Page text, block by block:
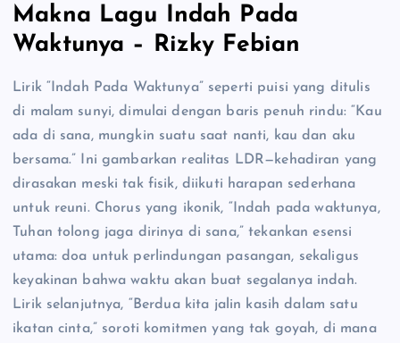
Makna Lagu Indah Pada
Waktunya – Rizky Febian
Lirik “Indah Pada Waktunya” seperti puisi yang ditulis
di malam sunyi, dimulai dengan baris penuh rindu: “Kau
ada di sana, mungkin suatu saat nanti, kau dan aku
bersama.” Ini gambarkan realitas LDR—kehadiran yang
dirasakan meski tak fisik, diikuti harapan sederhana
untuk reuni. Chorus yang ikonik, “Indah pada waktunya,
Tuhan tolong jaga dirinya di sana,” tekankan esensi
utama: doa untuk perlindungan pasangan, sekaligus
keyakinan bahwa waktu akan buat segalanya indah.
Lirik selanjutnya, “Berdua kita jalin kasih dalam satu
ikatan cinta,” soroti komitmen yang tak goyah, di mana